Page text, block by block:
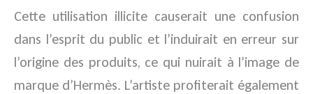
Cette utilisation illicite causerait une confusion
dans l’esprit du public et l’induirait en erreur sur
l’origine des produits, ce qui nuirait à l’image de
marque d’Hermès. L’artiste profiterait également